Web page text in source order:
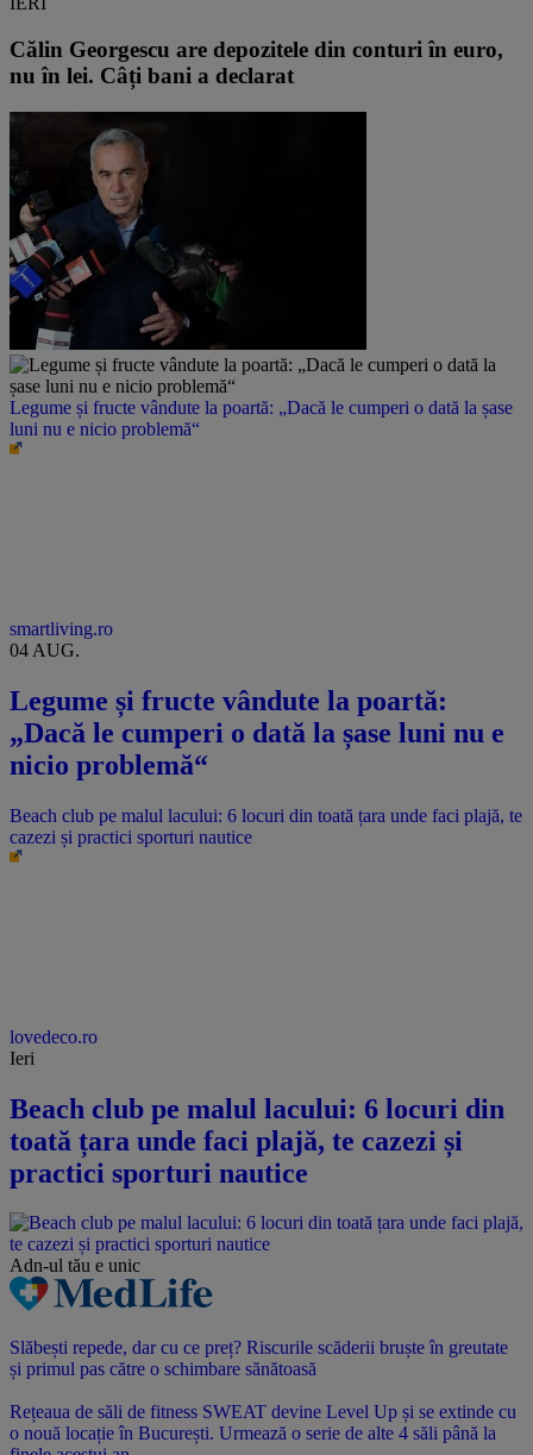
Călin Georgescu are depozitele din conturi în euro,
nu în lei. Câți bani a declarat
Legume și fructe vândute la poartă: „Dacă le cumperi o dată la șase
luni nu e nicio problemă“
smartliving.ro
04 AUG.
Legume și fructe vândute la poartă:
„Dacă le cumperi o dată la șase luni nu e
nicio problemă“
Beach club pe malul lacului: 6 locuri din toată țara unde faci plajă, te
cazezi și practici sporturi nautice
lovedeco.ro
Ieri
Beach club pe malul lacului: 6 locuri din
toată țara unde faci plajă, te cazezi și
practici sporturi nautice
Adn-ul tău e unic
Slăbești repede, dar cu ce preț? Riscurile scăderii bruște în greutate
și primul pas către o schimbare sănătoasă
Rețeaua de săli de fitness SWEAT devine Level Up și se extinde cu
o nouă locație în București. Urmează o serie de alte 4 săli până la